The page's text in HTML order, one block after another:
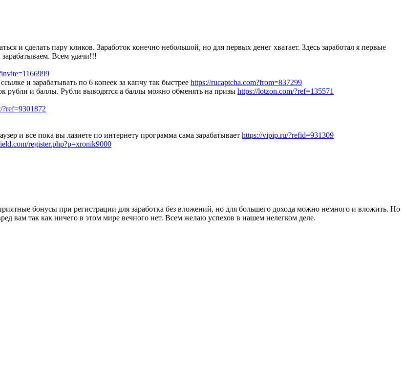
и сделать пару кликов. Заработок конечно небольшой, но для первых денег хватает. Здесь заработал я первые
Всем удачи!!!
и зарабатывать по 6 копеек за капчу так быстрее https://rucaptcha.com?from=837299
рубли и баллы. Рубли выводятся а баллы можно обменять на призы https://lotzon.com/?ref=135571
и все пока вы лазиете по интернету программа сама зарабатывает https://vipip.ru/?refid=931309
register.php?p=xronik9000
бонусы при регистрации для заработка без вложений, но для большего дохода можно немного и вложить. Но
вам так как ничего в этом мире вечного нет. Всем желаю успехов в нашем нелегком деле.